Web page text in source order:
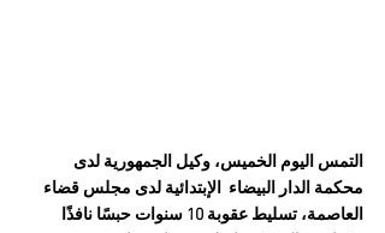
التمس اليوم الخميس، وكيل الجمهورية لدى
محكمة الدار البيضاء  الإبتدائية لدى مجلس قضاء
العاصمة، تسليط عقوبة 10 سنوات حبسًا نافذًا